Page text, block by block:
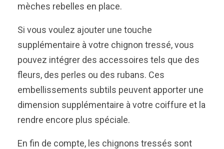
mèches rebelles en place.
Si vous voulez ajouter une touche
supplémentaire à votre chignon tressé, vous
pouvez intégrer des accessoires tels que des
fleurs, des perles ou des rubans. Ces
embellissements subtils peuvent apporter une
dimension supplémentaire à votre coiffure et la
rendre encore plus spéciale.
En fin de compte, les chignons tressés sont